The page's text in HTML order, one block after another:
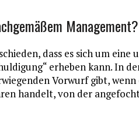
Management?
dass es sich um eine
erheben kann. In
Vorwurf gibt,
handelt, von der